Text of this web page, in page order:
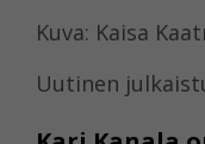
Kuva: Kaisa
Uutinen